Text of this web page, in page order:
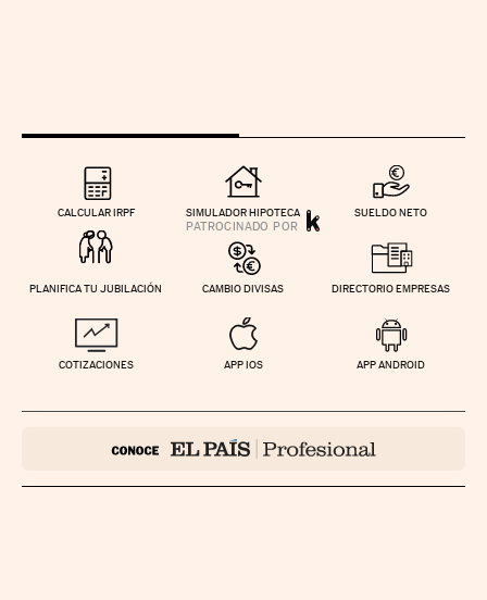
CALCULAR IRPF SIMULADOR HIPOTECA SUELDO NETO
PLANIFICA TU JUBILACIÓN CAMBIO DIVISAS DIRECTORIO EMPRESAS
COTIZACIONES APP IOS APP ANDROID